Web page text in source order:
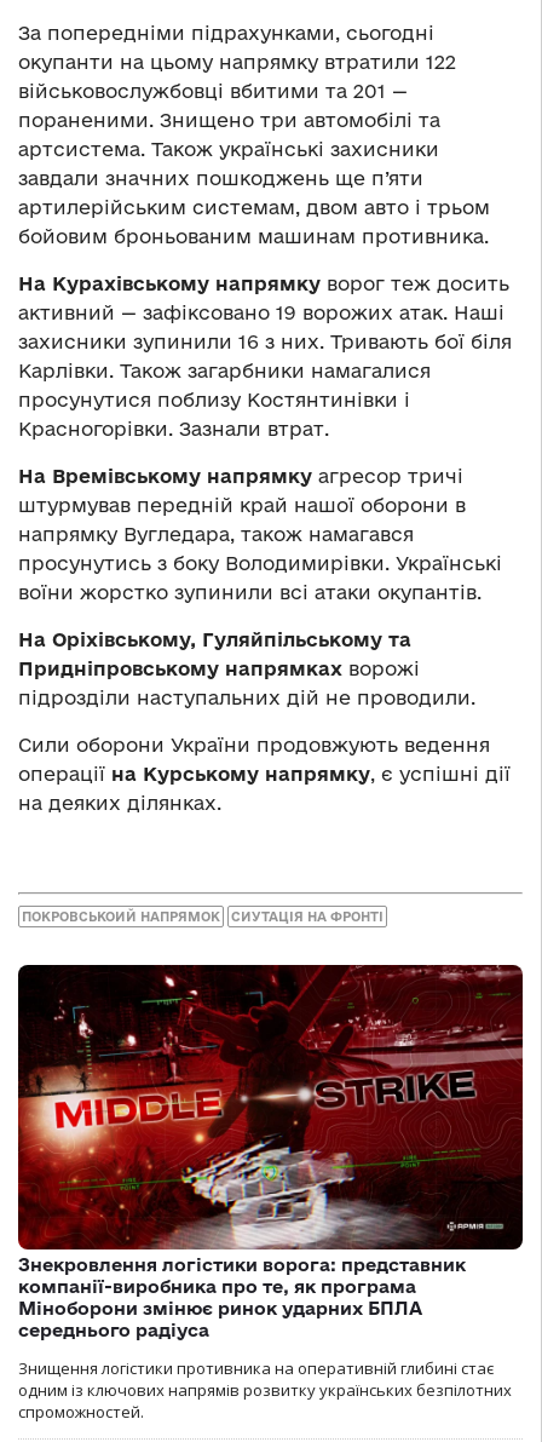
За попередніми підрахунками, сьогодні
окупанти на цьому напрямку втратили 122
військовослужбовці вбитими та 201 —
пораненими. Знищено три автомобілі та
артсистема. Також українські захисники
завдали значних пошкоджень ще п’яти
артилерійським системам, двом авто і трьом
бойовим броньованим машинам противника.
На Курахівському напрямку ворог теж досить
активний — зафіксовано 19 ворожих атак. Наші
захисники зупинили 16 з них. Тривають бої біля
Карлівки. Також загарбники намагалися
просунутися поблизу Костянтинівки і
Красногорівки. Зазнали втрат.
На Времівському напрямку агресор тричі
штурмував передній край нашої оборони в
напрямку Вугледара, також намагався
просунутись з боку Володимирівки. Українські
воїни жорстко зупинили всі атаки окупантів.
На Оріхівському, Гуляйпільському та
Придніпровському напрямках ворожі
підрозділи наступальних дій не проводили.
Сили оборони України продовжують ведення
операції на Курському напрямку, є успішні дії
на деяких ділянках.
ПОКРОВСЬКОИЙ НАПРЯМОК СИУТАЦІЯ НА ФРОНТІ
Знекровлення логістики ворога: представник
компанії-виробника про те, як програма
Міноборони змінює ринок ударних БПЛА
середнього радіуса
Знищення логістики противника на оперативній глибині стає
одним із ключових напрямів розвитку українських безпілотних
спроможностей.